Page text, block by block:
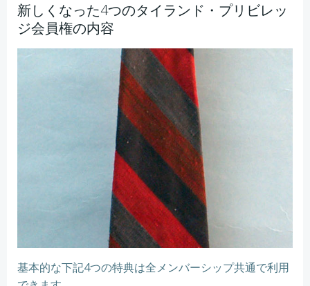
新しくなった4つのタイランド・プリビレッ
ジ会員権の内容
基本的な下記4つの特典は全メンバーシップ共通で利用